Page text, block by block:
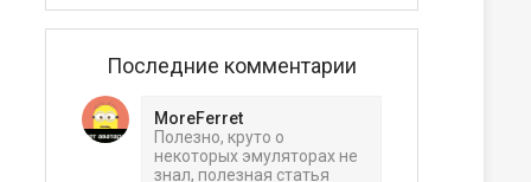
Последние комментарии
MoreFerret
Полезно, круто о
некоторых эмуляторах не
знал, полезная статья